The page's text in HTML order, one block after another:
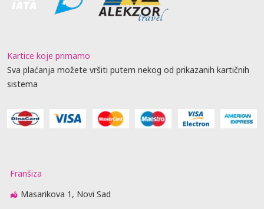
Kartice koje primamo
Sva plaćanja možete vršiti putem nekog od prikazanih kartičnih
sistema
Franšiza
Masarikova 1, Novi Sad